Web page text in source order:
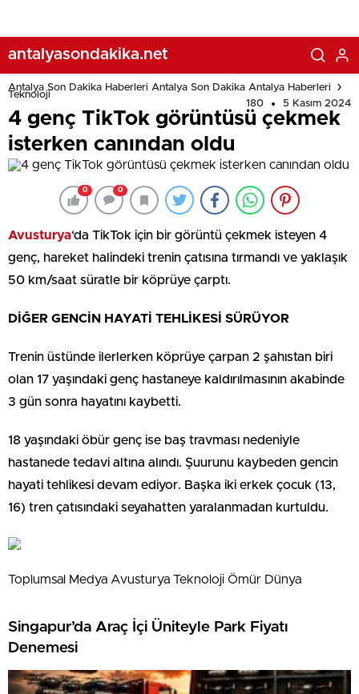
antalyasondakika.net
Antalya Son Dakika Haberleri Antalya Son Dakika Antalya Haberleri
Teknoloji
180
5 Kasım 2024
4 genç TikTok görüntüsü çekmek
isterken canından oldu
0 0
Avusturya‘da TikTok için bir görüntü çekmek isteyen 4
genç, hareket halindeki trenin çatısına tırmandı ve yaklaşık
50 km/saat süratle bir köprüye çarptı.
DİĞER GENCİN HAYATİ TEHLİKESİ SÜRÜYOR
Trenin üstünde ilerlerken köprüye çarpan 2 şahıstan biri
olan 17 yaşındaki genç hastaneye kaldırılmasının akabinde
3 gün sonra hayatını kaybetti.
18 yaşındaki öbür genç ise baş travması nedeniyle
hastanede tedavi altına alındı. Şuurunu kaybeden gencin
hayati tehlikesi devam ediyor. Başka iki erkek çocuk (13,
16) tren çatısındaki seyahatten yaralanmadan kurtuldu.
Toplumsal Medya Avusturya Teknoloji Ömür Dünya
Singapur’da Araç İçi Üniteyle Park Fiyatı
Denemesi